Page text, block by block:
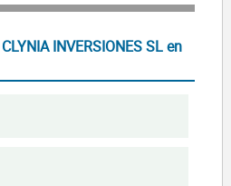
INVERSIONES SL en